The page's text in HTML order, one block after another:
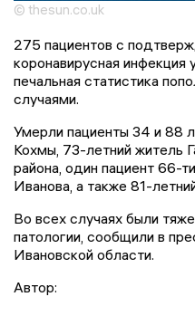
© thesun.co.uk
275 пациентов с
коронавирусная инфекция
печальная статистика
случаями.
Умерли пациенты 34 и 88
Кохмы, 73-летний житель
района, один пациент 66-
Иванова, а также 81-
Во всех случаях были
патологии, сообщили в
Ивановской области.
Автор: